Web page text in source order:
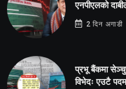
एनपीएलको
2 दिन अगाडी
प्रभू बैंकमा
विभेदः एउटै